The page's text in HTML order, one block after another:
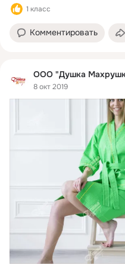
чему смотрится оригинально и
изготовлена из качественного
1 класс
Комментировать
ООО "Душка
8 окт 2019